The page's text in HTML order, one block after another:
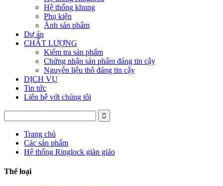
Hệ thống khung
Phụ kiện
Ảnh sản phẩm
Dự án
CHẤT LƯỢNG
Kiểm tra sản phẩm
Chứng nhận sản phẩm đáng tin cậy
Nguyên liệu thô đáng tin cậy
DỊCH VỤ
Tin tức
Liên hệ với chúng tôi
Trang chủ
Các sản phẩm
Hệ thống Ringlock giàn giáo
Thể loại